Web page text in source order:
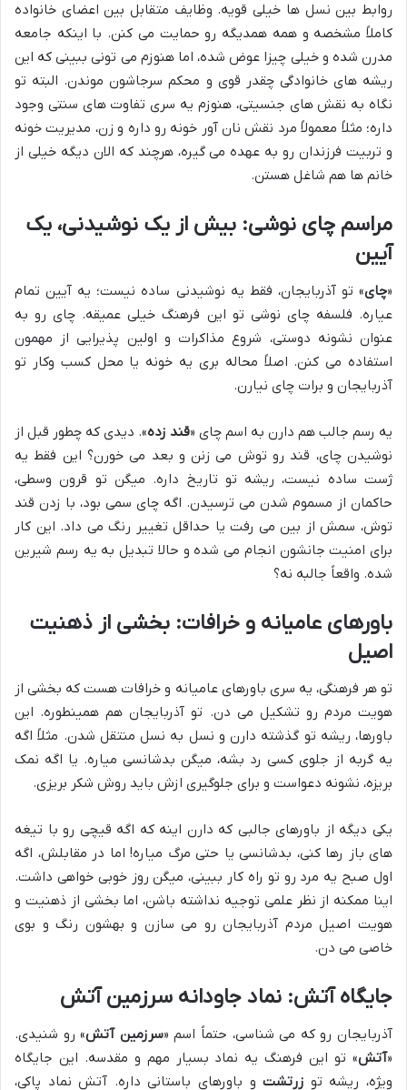
روابط بین نسل ها خیلی قویه. وظایف متقابل بین اعضای خانواده
کاملاً مشخصه و همه همدیگه رو حمایت می کنن. با اینکه جامعه
مدرن شده و خیلی چیزا عوض شده، اما هنوزم می تونی ببینی که این
ریشه های خانوادگی چقدر قوی و محکم سرجاشون موندن. البته تو
نگاه به نقش های جنسیتی، هنوزم یه سری تفاوت های سنتی وجود
داره؛ مثلاً معمولاً مرد نقش نان آور خونه رو داره و زن، مدیریت خونه
و تربیت فرزندان رو به عهده می گیره، هرچند که الان دیگه خیلی از
خانم ها هم شاغل هستن.
مراسم چای نوشی: بیش از یک نوشیدنی، یک
آیین
«چای» تو آذربایجان، فقط یه نوشیدنی ساده نیست؛ یه آیین تمام
عیاره. فلسفه چای نوشی تو این فرهنگ خیلی عمیقه. چای رو به
عنوان نشونه دوستی، شروع مذاکرات و اولین پذیرایی از مهمون
استفاده می کنن. اصلاً محاله بری یه خونه یا محل کسب وکار تو
آذربایجان و برات چای نیارن.
یه رسم جالب هم دارن به اسم چای «قند زده». دیدی که چطور قبل از
نوشیدن چای، قند رو توش می زنن و بعد می خورن؟ این فقط یه
ژست ساده نیست، ریشه تو تاریخ داره. میگن تو قرون وسطی،
حاکمان از مسموم شدن می ترسیدن. اگه چای سمی بود، با زدن قند
توش، سمش از بین می رفت یا حداقل تغییر رنگ می داد. این کار
برای امنیت جانشون انجام می شده و حالا تبدیل به یه رسم شیرین
شده. واقعاً جالبه نه؟
باورهای عامیانه و خرافات: بخشی از ذهنیت
اصیل
تو هر فرهنگی، یه سری باورهای عامیانه و خرافات هست که بخشی از
هویت مردم رو تشکیل می دن. تو آذربایجان هم همینطوره. این
باورها، ریشه تو گذشته دارن و نسل به نسل منتقل شدن. مثلاً اگه
یه گربه از جلوی کسی رد بشه، میگن بدشانسی میاره. یا اگه نمک
بریزه، نشونه دعواست و برای جلوگیری ازش باید روش شکر بریزی.
یکی دیگه از باورهای جالبی که دارن اینه که اگه قیچی رو با تیغه
های باز رها کنی، بدشانسی یا حتی مرگ میاره! اما در مقابلش، اگه
اول صبح یه مرد رو تو راه کار ببینی، میگن روز خوبی خواهی داشت.
اینا ممکنه از نظر علمی توجیه نداشته باشن، اما بخشی از ذهنیت و
هویت اصیل مردم آذربایجان رو می سازن و بهشون رنگ و بوی
خاصی می دن.
جایگاه آتش: نماد جاودانه سرزمین آتش
آذربایجان رو که می شناسی، حتماً اسم «سرزمین آتش» رو شنیدی.
«آتش» تو این فرهنگ یه نماد بسیار مهم و مقدسه. این جایگاه
ویژه، ریشه تو زرتشتو باورهای باستانی داره. آتش نماد پاکی،